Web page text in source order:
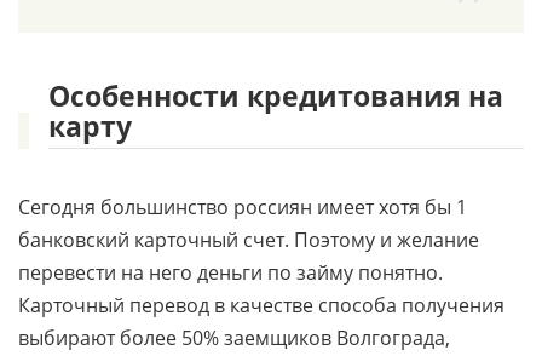
Особенности кредитования на
карту
Сегодня большинство россиян имеет хотя бы 1
банковский карточный счет. Поэтому и желание
перевести на него деньги по займу понятно.
Карточный перевод в качестве способа получения
выбирают более 50% заемщиков Волгограда,